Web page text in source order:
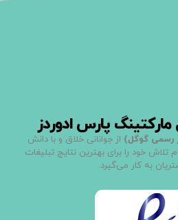
پارس ادوردز
رسمی گوگل) از جوانانی خلاق و با دانش
خود را برای بهترین نتایج تبلیغات
به کار می‌گیرد.